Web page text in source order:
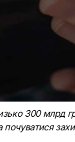
300 млрд
почуватися